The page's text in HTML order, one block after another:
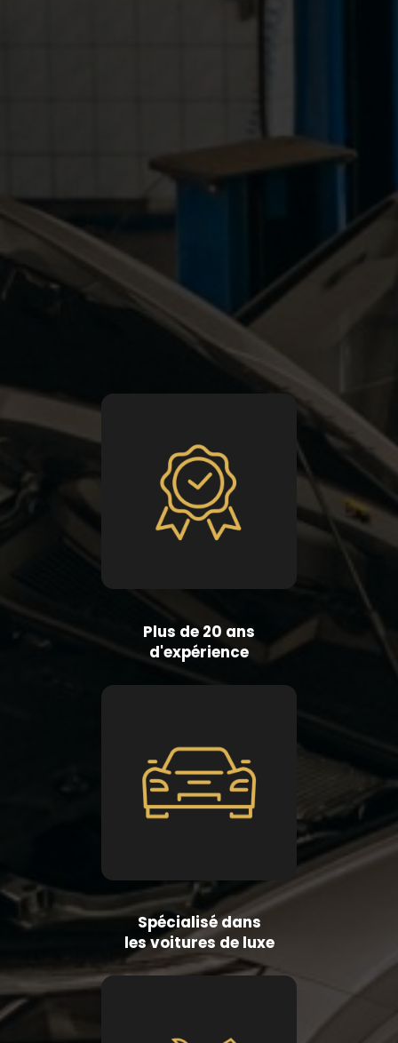
Plus de 20 ans
d'expérience
Spécialisé dans
les voitures de luxe